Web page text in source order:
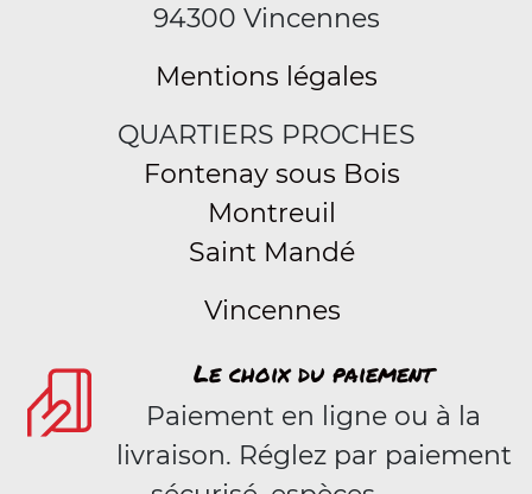
94300 Vincennes
Mentions légales
QUARTIERS PROCHES
Fontenay sous Bois
Montreuil
Saint Mandé
Vincennes
Le choix du paiement
Paiement en ligne ou à la
livraison. Réglez par paiement